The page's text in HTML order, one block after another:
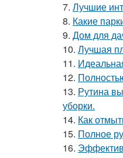
7. Лучшие
8. Какие
9. Дом для
10. Лучшая
11.
12.
13. Рутина
уборки.
14. Как
15. Полное
16.